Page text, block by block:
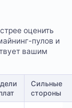
оценить
пулов и
вашим
Сильные
стороны